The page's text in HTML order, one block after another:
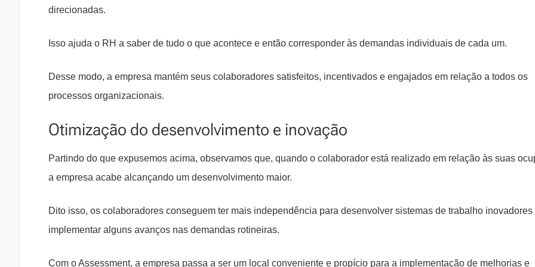
direcionadas.
Isso ajuda o RH a saber de tudo o que acontece e então corresponder às demandas individuais de cada um.
Desse modo, a empresa mantém seus colaboradores satisfeitos, incentivados e engajados em relação a todos os
processos organizacionais.
Otimização do desenvolvimento e inovação
Partindo do que expusemos acima, observamos que, quando o colaborador está realizado em relação às suas
a empresa acabe alcançando um desenvolvimento maior.
Dito isso, os colaboradores conseguem ter mais independência para desenvolver sistemas de trabalho inovadores
implementar alguns avanços nas demandas rotineiras.
Com o Assessment, a empresa passa a ser um local conveniente e propício para a implementação de melhorias e